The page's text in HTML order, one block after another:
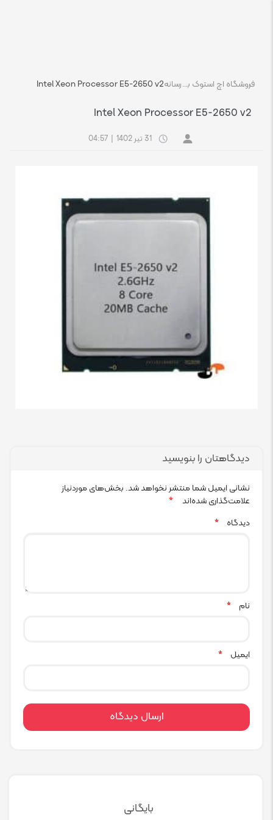
فروشگاه اچ استوک بازار انلاین تجهیزات کامپیوتر استوکرسانهIntel Xeon Processor E5-2650 v2
Intel Xeon Processor E5-2650 v2
31 تیر 1402 04:57
دیدگاهتان را بنویسید
نشانی ایمیل شما منتشر نخواهد شد. بخش‌های موردنیاز
علامت‌گذاری شده‌اند
*
دیدگاه
*
نام *
ایمیل *
بایگانی